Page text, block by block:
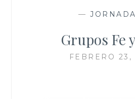
—JORNADA
Grupos Fe
FEBRERO 23,